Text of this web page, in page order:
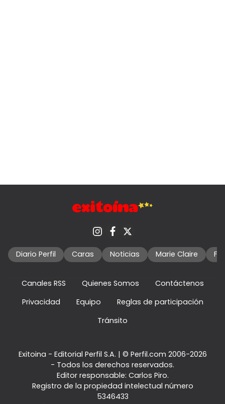
Diario Perfil Caras Noticias Marie Claire
Canales RSS Quienes Somos
Contáctenos
Privacidad
Equipo
Reglas de participación
Tránsito
Exitoina - Editorial Perfil S.A. | © Perfil.com 2006-2026
- Todos los derechos reservados.
Editor responsable: Carlos Piro.
Registro de la propiedad intelectual número
5346433